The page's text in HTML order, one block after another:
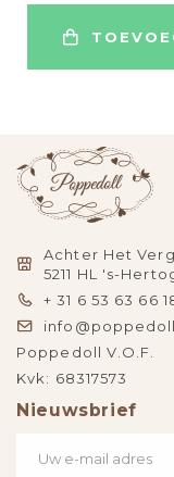
Achter Het
5211 HL 's-
+ 31 6 53 63 66
Poppedoll V.O.F.
Kvk: 68317573
Nieuwsbrief